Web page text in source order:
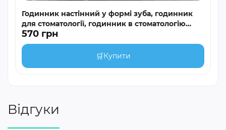
Годинник настінний у формі зуба, годинник
для стоматології, годинник в стоматологію
hwd-A0533
570 грн
🛒Купити
Відгуки